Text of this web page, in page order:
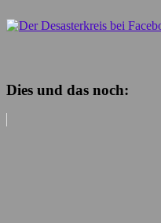
Dies und das noch: